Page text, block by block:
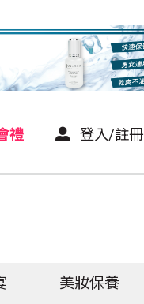
禮 登入/註冊
美妝保養